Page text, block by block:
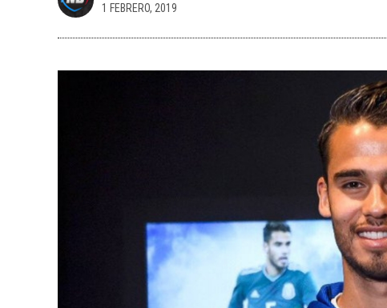
1 FEBRERO, 2019